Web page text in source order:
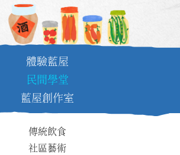
體驗藍屋
民間學堂
藍屋創作室
傳統飲食
社區藝術